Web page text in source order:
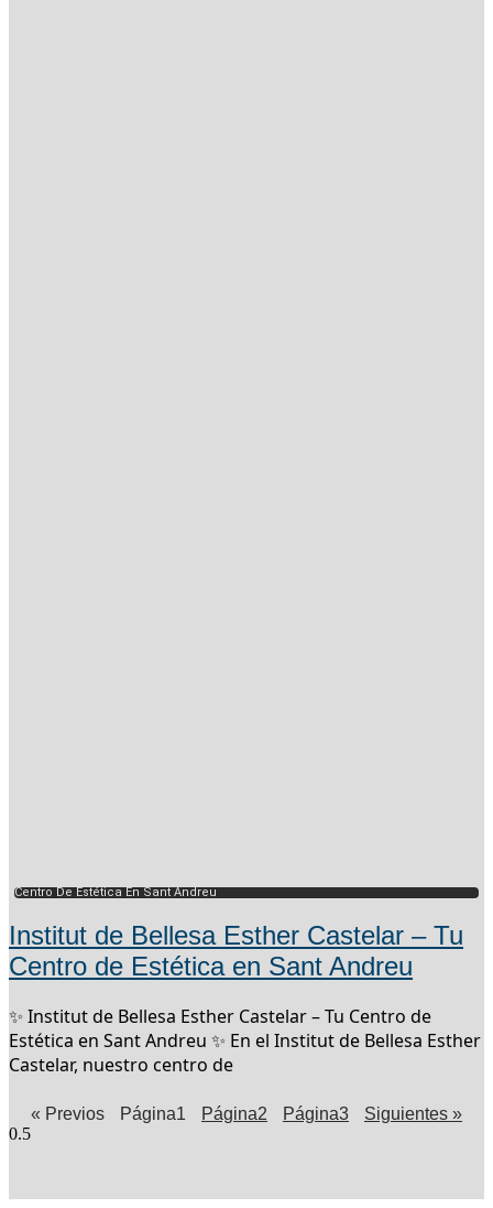
Centro De Estética En Sant Andreu
Institut de Bellesa Esther Castelar – Tu
Centro de Estética en Sant Andreu
✨ Institut de Bellesa Esther Castelar – Tu Centro de
Estética en Sant Andreu ✨ En el Institut de Bellesa Esther
Castelar, nuestro centro de
« Previos Página1 Página2 Página3 Siguientes »